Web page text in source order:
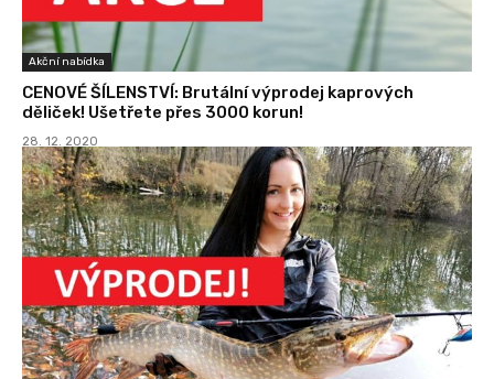
Akční nabídka
CENOVÉ ŠÍLENSTVÍ: Brutální výprodej kaprových
děliček! Ušetřete přes 3000 korun!
28. 12. 2020